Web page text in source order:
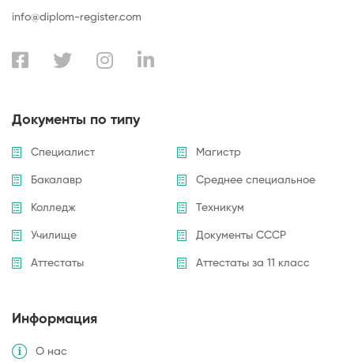
info@diplom-register.com
Документы по типу
Специалист Магистр
Бакалавр Среднее специальное
Колледж Техникум
Училище Документы СССР
Аттестаты Аттестаты за 11 класс
Информация
О нас